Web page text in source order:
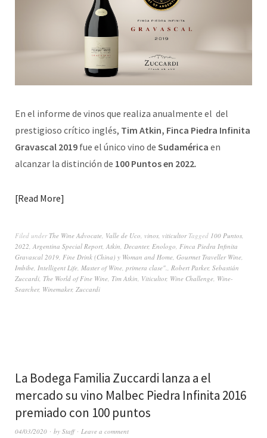
En el informe de vinos que realiza anualmente el del
prestigioso crítico inglés, Tim Atkin, Finca Piedra Infinita
Gravascal 2019 fue el único vino de Sudamérica en
alcanzar la distinción de 100 Puntos en 2022.
Read More
Filed under The Wine Advocate Valle de Uco vinos viticultor Tagged 100 Puntos
2022 Argentina Special Report Atkin Decanter, Enologo Finca Piedra Infinita
Gravascal 2019 Fine Drink (China) y Woman and Home Gourmet Traveller Wine
Imbibe Intelligent Life Master of Wine primera clase". Robert Parker, Sebastián
Zuccardi The World of Fine Wine Tim Atkin Viticultor, Wine Challenge Wine-
Searcher, Winemaker, Zuccardi
La Bodega Familia Zuccardi lanza a el
mercado su vino Malbec Piedra Infinita 2016
premiado con 100 puntos
04/03/2020 by Staff Leave a comment